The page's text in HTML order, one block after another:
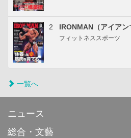
2 IRONMAN（アイア
フィットネススポーツ
一覧へ
ニュース
総合・文藝